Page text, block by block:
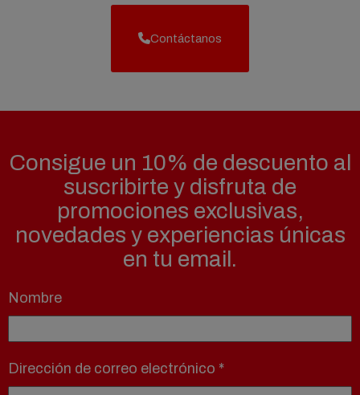
Contáctanos
Consigue un 10% de descuento al
suscribirte y disfruta de
promociones exclusivas,
novedades y experiencias únicas
en tu email.
Nombre
Dirección de correo electrónico *